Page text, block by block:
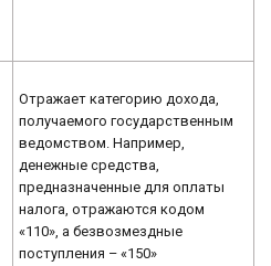
Отражает категорию дохода,
получаемого государственным
ведомством. Например,
денежные средства,
предназначенные для оплаты
налога, отражаются кодом
«110», а безвозмездные
поступления – «150»